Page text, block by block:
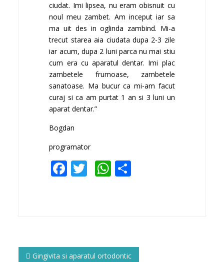
ciudat. Imi lipsea, nu eram obisnuit cu
noul meu zambet. Am inceput iar sa
ma uit des in oglinda zambind. Mi-a
trecut starea aia ciudata dupa 2-3 zile
iar acum, dupa 2 luni parca nu mai stiu
cum era cu aparatul dentar. Imi plac
zambetele frumoase, zambetele
sanatoase. Ma bucur ca mi-am facut
curaj si ca am purtat 1 an si 3 luni un
aparat dentar.”
Bogdan
programator
Facebook
TwitterWhatsApp
în
Gingivita si aparatul ortodontic